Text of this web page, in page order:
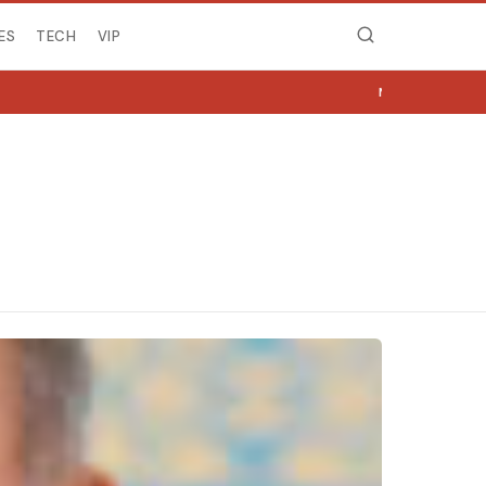
TECH VIP
MIRË SE VINI NË